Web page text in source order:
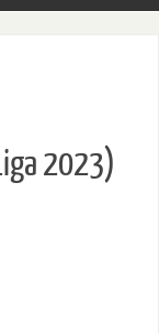
2023)